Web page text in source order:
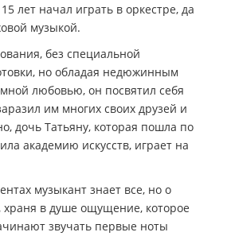
лет начал играть в оркестре, да
музыкой.
без специальной
но обладая недюжинным
любовью, он посвятил себя
им многих своих друзей и
дочь Татьяну, которая пошла по
академию искусств, играет на
музыкант знает все, но о
храня в душе ощущение, которое
звучать первые ноты